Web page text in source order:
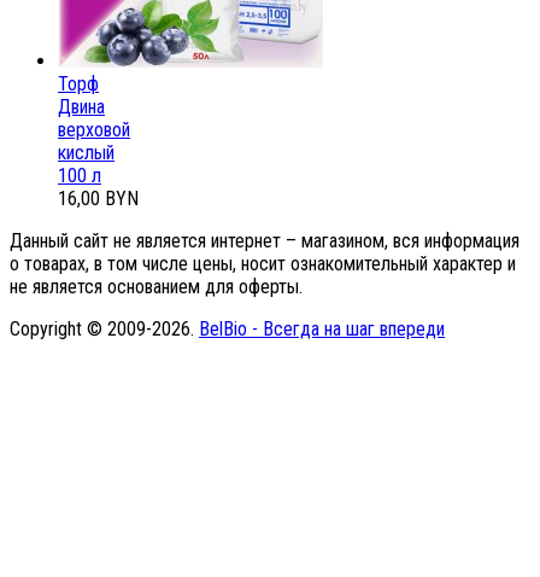
Торф
Двина
верховой
кислый
100 л
16,00 BYN
Данный сайт не является интернет – магазином, вся информация
о товарах, в том числе цены, носит ознакомительный характер и
не является основанием для оферты.
Copyright © 2009-2026. BelBio - Всегда на шаг впереди